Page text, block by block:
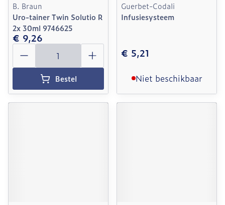
B. Braun
Uro-tainer Twin Solutio R
2x 30ml 9746625
€ 9,26
Aantal
Bestel
Guerbet-Codali
Infusiesysteem
€ 5,21
Niet beschikbaar